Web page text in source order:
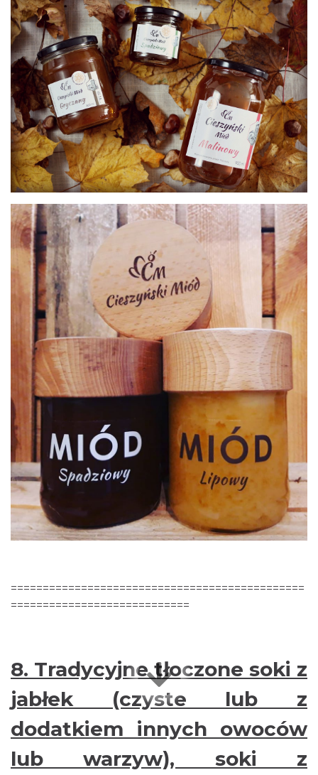
==============================================
============================
8. Tradycyjne tłoczone soki z
jabłek (czyste lub z
dodatkiem innych owoców
lub warzyw), soki z